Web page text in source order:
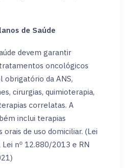
de Saúde
devem garantir
oncológicos
obrigatório da ANS,
cirurgias, quimioterapia,
correlatas. A
inclui terapias
orais de uso domiciliar. (Lei
nº 12.880/2013 e RN